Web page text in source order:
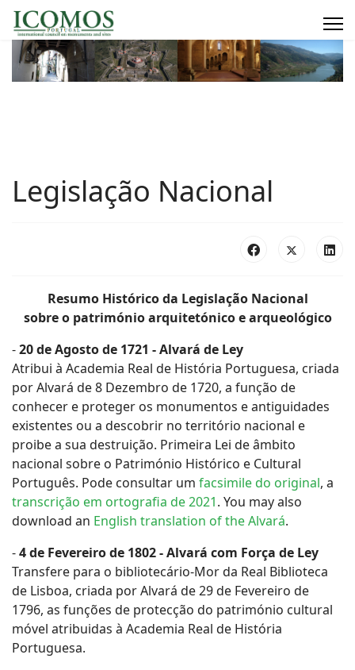
Legislação Nacional
Resumo Histórico da Legislação Nacional
sobre o património arquitetónico e arqueológico
-20 de Agosto de 1721 - Alvará de Ley
Atribui à Academia Real de História Portuguesa, criada
por Alvará de 8 Dezembro de 1720, a função de
conhecer e proteger os monumentos e antiguidades
existentes ou a descobrir no território nacional e
proibe a sua destruição. Primeira Lei de âmbito
nacional sobre o Património Histórico e Cultural
Português. Pode consultar um facsimile do original, a
transcrição em ortografia de 2021. You may also
download an English translation of the Alvará.
-4 de Fevereiro de 1802 - Alvará com Força de Ley
Transfere para o bibliotecário-Mor da Real Biblioteca
de Lisboa, criada por Alvará de 29 de Fevereiro de
1796, as funções de protecção do património cultural
móvel atribuidas à Academia Real de História
Portuguesa.